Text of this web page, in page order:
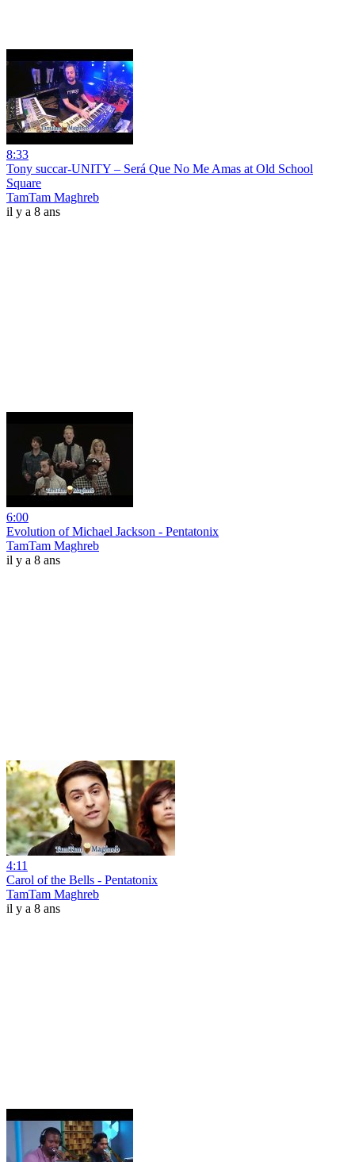
8:33
Tony succar-UNITY – Será Que No Me Amas at Old School
Square
TamTam Maghreb
il y a 8 ans
6:00
Evolution of Michael Jackson - Pentatonix
TamTam Maghreb
il y a 8 ans
4:11
Carol of the Bells - Pentatonix
TamTam Maghreb
il y a 8 ans